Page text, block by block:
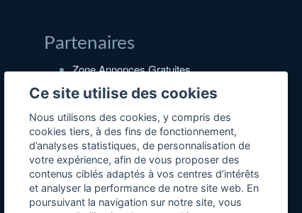
Partenaires
Zone Annonces Gratuites
Locations vacances entre
Ruedesvacances
Crédit photos
Ce site utilise des cookies
Nous utilisons des cookies, y compris des
cookies tiers, à des fins de fonctionnement,
d’analyses statistiques, de personnalisation de
votre expérience, afin de vous proposer des
contenus ciblés adaptés à vos centres d’intérêts
et analyser la performance de notre site web. En
poursuivant la navigation sur notre site, vous